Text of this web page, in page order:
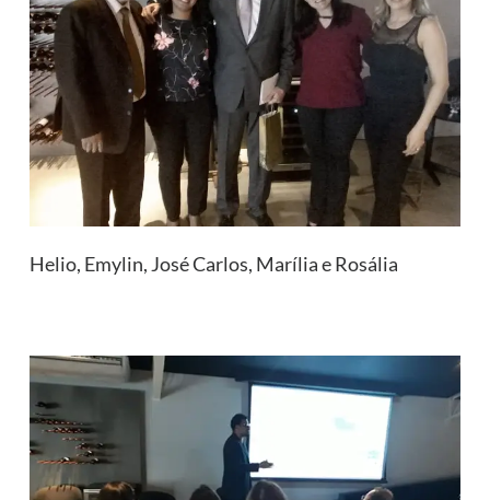
Helio, Emylin, José Carlos, Marília e Rosália